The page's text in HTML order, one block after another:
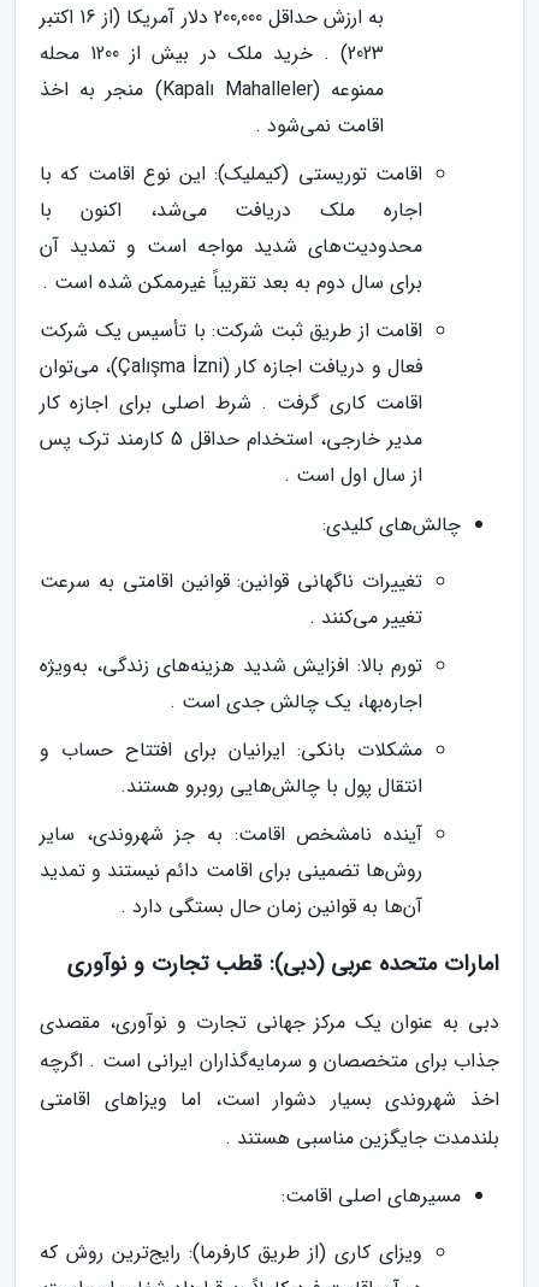
به ارزش حداقل 200,000 دلار آمریکا (از 16 اکتبر
2023) . خرید ملک در بیش از 1200 محله
ممنوعه (Kapalı Mahalleler) منجر به اخذ
اقامت نمی‌شود .
اقامت توریستی (کیملیک): این نوع اقامت که با
اجاره ملک دریافت می‌شد، اکنون با
محدودیت‌های شدید مواجه است و تمدید آن
برای سال دوم به بعد تقریباً غیرممکن شده است .
اقامت از طریق ثبت شرکت: با تأسیس یک شرکت
فعال و دریافت اجازه کار (Çalışma İzni)، می‌توان
اقامت کاری گرفت . شرط اصلی برای اجازه کار
مدیر خارجی، استخدام حداقل 5 کارمند ترک پس
از سال اول است .
چالش‌های کلیدی:
تغییرات ناگهانی قوانین: قوانین اقامتی به سرعت
تغییر می‌کنند .
تورم بالا: افزایش شدید هزینه‌های زندگی، به‌ویژه
اجاره‌بها، یک چالش جدی است .
مشکلات بانکی: ایرانیان برای افتتاح حساب و
انتقال پول با چالش‌هایی روبرو هستند.
آینده نامشخص اقامت: به جز شهروندی، سایر
روش‌ها تضمینی برای اقامت دائم نیستند و تمدید
آن‌ها به قوانین زمان حال بستگی دارد .
امارات متحده عربی (دبی): قطب تجارت و نوآوری
دبی به عنوان یک مرکز جهانی تجارت و نوآوری، مقصدی
جذاب برای متخصصان و سرمایه‌گذاران ایرانی است . اگرچه
اخذ شهروندی بسیار دشوار است، اما ویزاهای اقامتی
بلندمدت جایگزین مناسبی هستند .
مسیرهای اصلی اقامت:
ویزای کاری (از طریق کارفرما): رایج‌ترین روش که